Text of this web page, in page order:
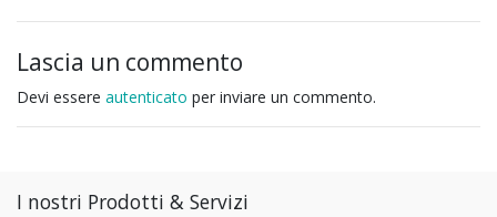
Lascia un commento
Devi essere autenticato per inviare un commento.
I nostri Prodotti & Servizi